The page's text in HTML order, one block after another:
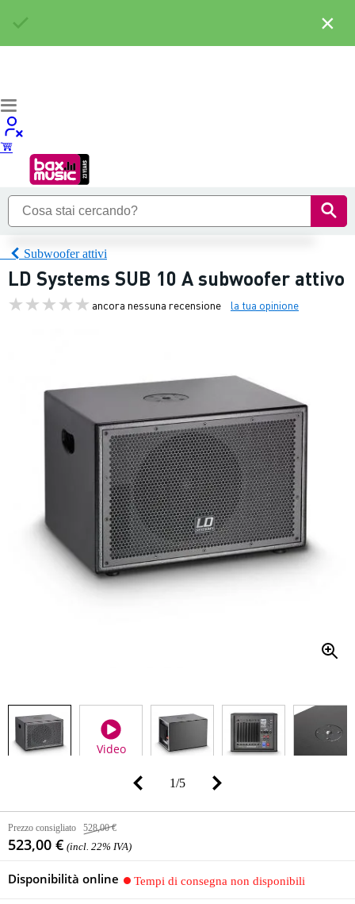
Subwoofer attivi
LD Systems SUB 10 A subwoofer attivo
ancora nessuna recensione la tua opinione
Video
1/5
Prezzo consigliato 528,00 €
523,00 € (incl. 22% IVA)
Disponibilità online Tempi di consegna non disponibili
×